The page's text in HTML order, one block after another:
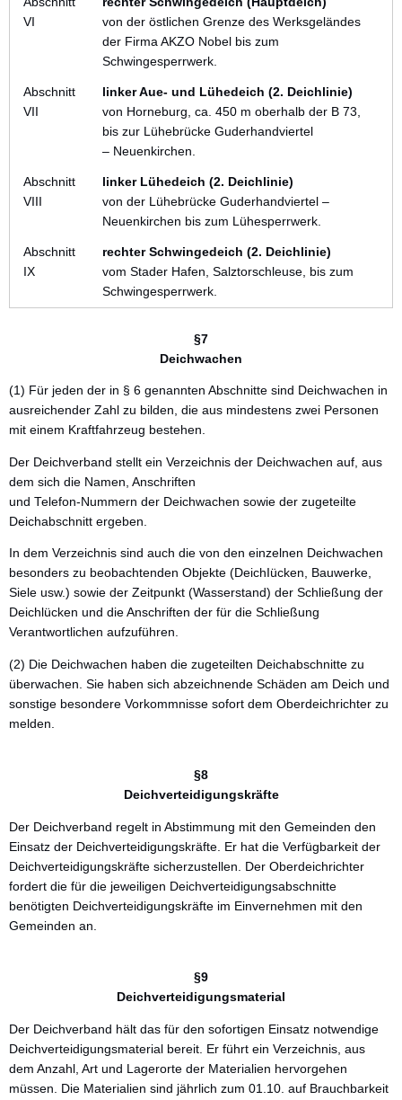
VI
von der östlichen Grenze des Werksgeländes
der Firma AKZO Nobel bis zum
Schwingesperrwerk.
Abschnitt
VII
linker Aue- und Lühedeich (2. Deichlinie)
von Horneburg, ca. 450 m oberhalb der B 73,
bis zur Lühebrücke Guderhandviertel
– Neuenkirchen.
Abschnitt
VIII
linker Lühedeich (2. Deichlinie)
von der Lühebrücke Guderhandviertel –
Neuenkirchen bis zum Lühesperrwerk.
Abschnitt
IX
rechter Schwingedeich (2. Deichlinie)
vom Stader Hafen, Salztorschleuse, bis zum
Schwingesperrwerk.
§7
Deichwachen
(1) Für jeden der in § 6 genannten Abschnitte sind Deichwachen in
ausreichender Zahl zu bilden, die aus mindestens zwei Personen
mit einem Kraftfahrzeug bestehen.
Der Deichverband stellt ein Verzeichnis der Deichwachen auf, aus
dem sich die Namen, Anschriften
und Telefon-Nummern der Deichwachen sowie der zugeteilte
Deichabschnitt ergeben.
In dem Verzeichnis sind auch die von den einzelnen Deichwachen
besonders zu beobachtenden Objekte (DeichIücken, Bauwerke,
Siele usw.) sowie der Zeitpunkt (Wasserstand) der Schließung der
Deichlücken und die Anschriften der für die Schließung
Verantwortlichen aufzuführen.
(2) Die Deichwachen haben die zugeteilten Deichabschnitte zu
überwachen. Sie haben sich abzeichnende Schäden am Deich und
sonstige besondere Vorkommnisse sofort dem Oberdeichrichter zu
melden.
§8
Deichverteidigungskräfte
Der Deichverband regelt in Abstimmung mit den Gemeinden den
Einsatz der Deichverteidigungskräfte. Er hat die Verfügbarkeit der
Deichverteidigungskräfte sicherzustellen. Der Oberdeichrichter
fordert die für die jeweiligen Deichverteidigungsabschnitte
benötigten Deichverteidigungskräfte im Einvernehmen mit den
Gemeinden an.
§9
Deichverteidigungsmaterial
Der Deichverband hält das für den sofortigen Einsatz notwendige
Deichverteidigungsmaterial bereit. Er führt ein Verzeichnis, aus
dem Anzahl, Art und Lagerorte der Materialien hervorgehen
müssen. Die Materialien sind jährlich zum 01.10. auf Brauchbarkeit